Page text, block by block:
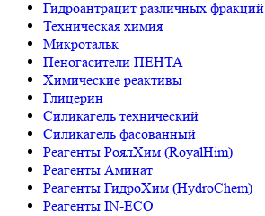
Гидроантрацит различных фракций
Техническая химия
Микротальк
Пеногасители ПЕНТА
Химические реактивы
Глицерин
Силикагель технический
Силикагель фасованный
Реагенты РоялХим (RoyalHim)
Реагенты Аминат
Реагенты ГидроХим (HydroChem)
Реагенты IN-ECO